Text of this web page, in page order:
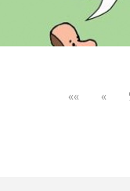
«« «